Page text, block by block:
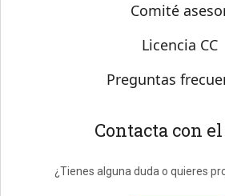
Comité
Licencia CC
Preguntas
Contacta con el
¿Tienes alguna duda o quieres